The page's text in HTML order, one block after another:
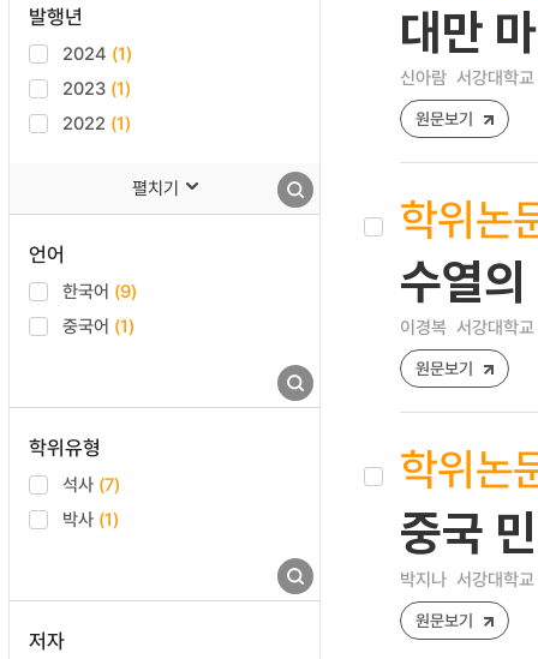
발행년
2024 (1)
2023 (1)
2022 (1)
펼치기
언어
한국어 (9)
중국어 (1)
학위유형
석사 (7)
박사 (1)
저자
대만
신아람 서강대학
원문보기
학위논
수열
이경복 서강대학
원문보기
학위논
중국
박지나 서강대학
원문보기